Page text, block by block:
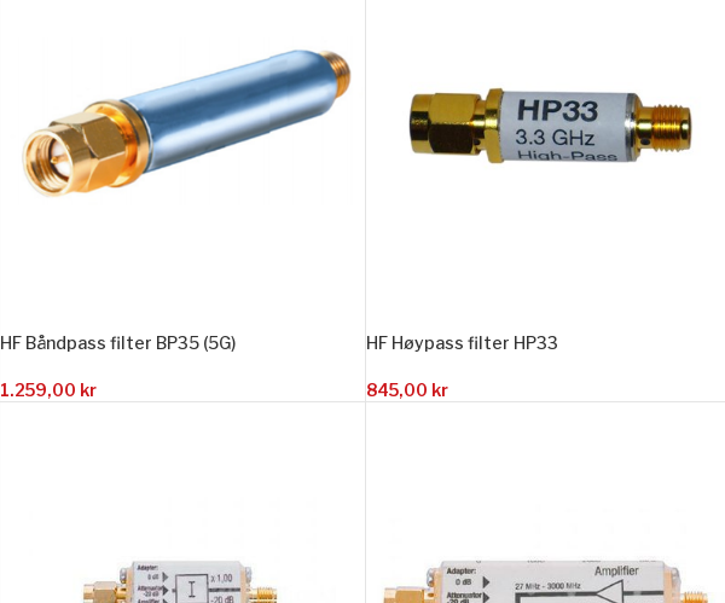
HF Båndpass filter BP35 (5G)
1.259,00 kr
HF Høypass filter HP33
845,00 kr